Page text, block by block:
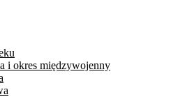
i okres międzywojenny